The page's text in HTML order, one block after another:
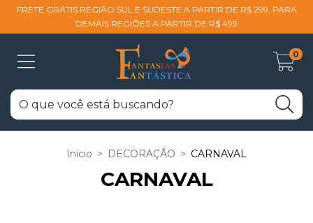
FRETE GRÁTIS REGIÃO SUL E SUDESTE A PARTIR DE R$ 299, PARA
DEMAIS REGIÕES A PARTIR DE R$ 499
0
Início > DECORAÇÃO > CARNAVAL
CARNAVAL